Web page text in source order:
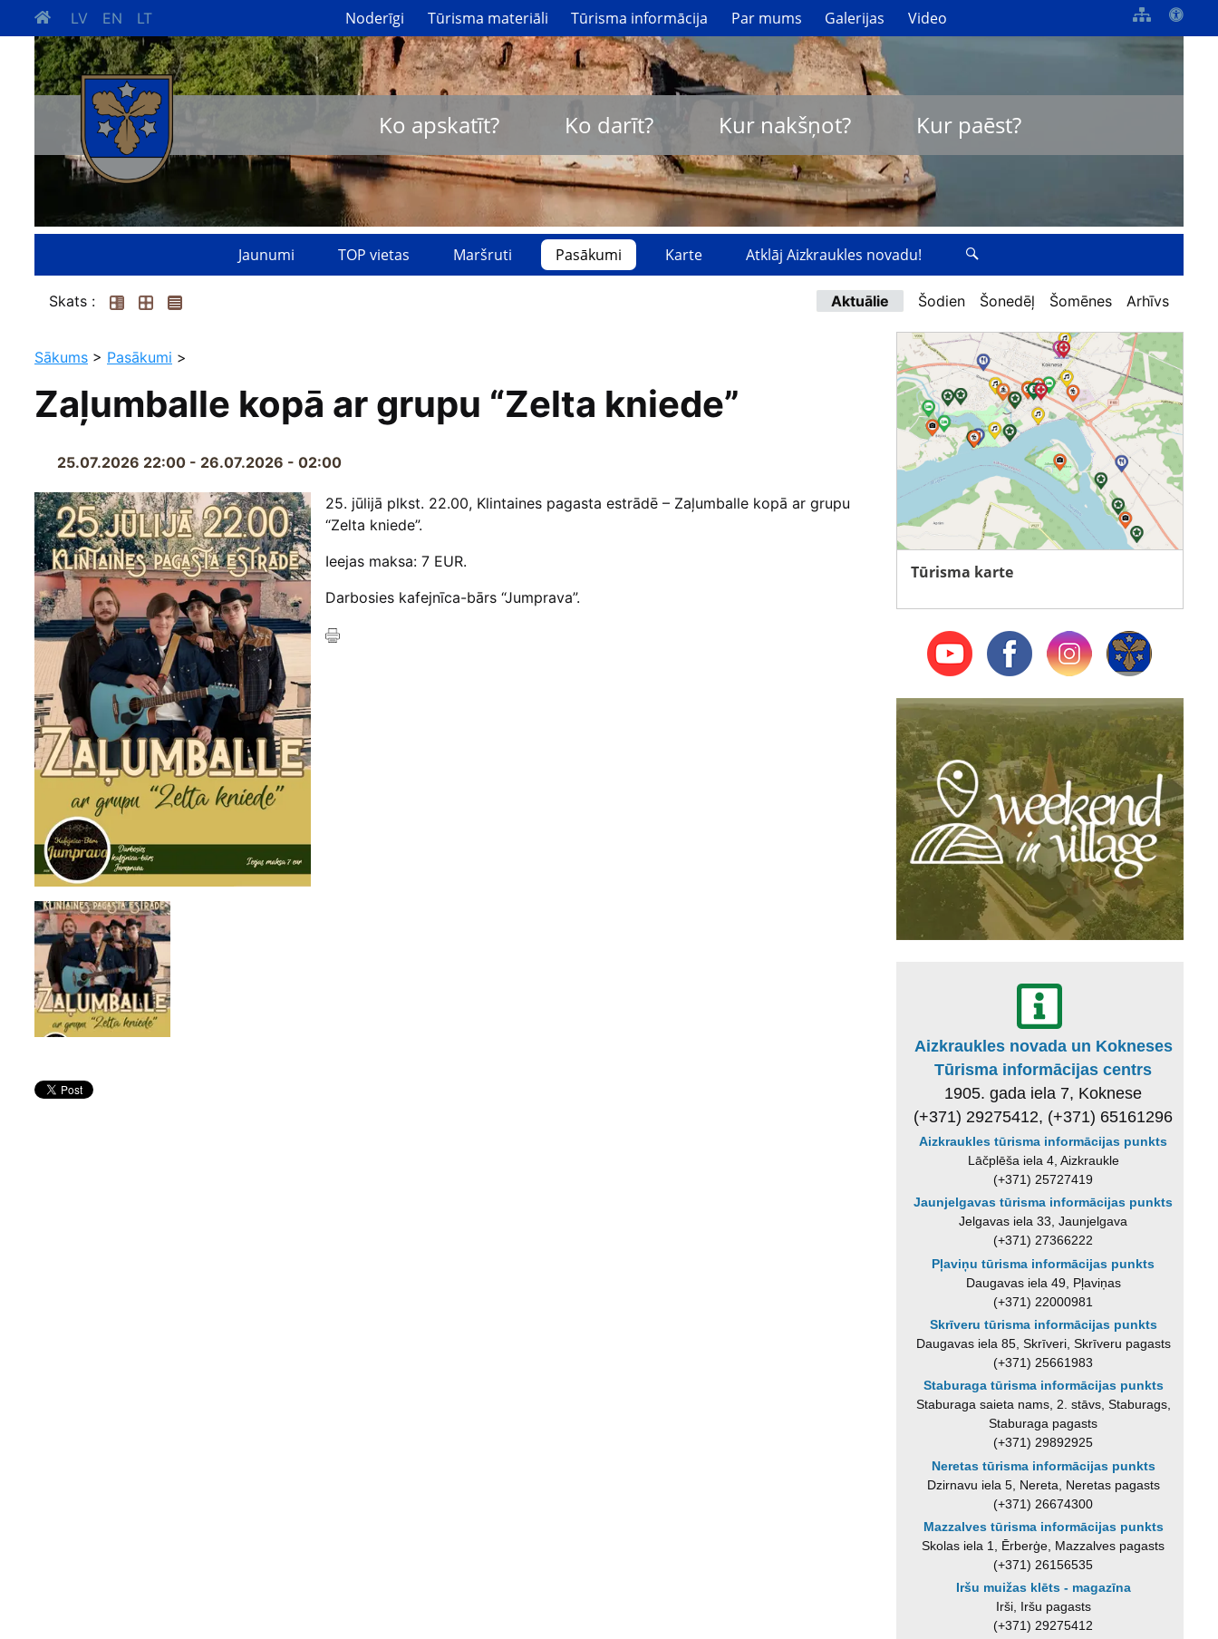
LV EN LT Noderīgi Tūrisma materiāli Tūrisma informācija Par mums Galerijas Video
Ko apskatīt? Ko darīt? Kur nakšņot? Kur paēst?
Jaunumi TOP vietas Maršruti Pasākumi Karte Atklāj Aizkraukles novadu!
Skats : Aktuālie Šodien Šonedēļ Šomēnes Arhīvs
Sākums > Pasākumi >
Zaļumballe kopā ar grupu “Zelta kniede”
25.07.2026 22:00 - 26.07.2026 - 02:00
25. jūlijā plkst. 22.00, Klintaines pagasta estrādē – Zaļumballe kopā ar grupu
“Zelta kniede”.
Ieejas maksa: 7 EUR.
Darbosies kafejnīca-bārs “Jumprava”.
Tūrisma karte
Aizkraukles novada un Kokneses
Tūrisma informācijas centrs
1905. gada iela 7, Koknese
(+371) 29275412, (+371) 65161296
Aizkraukles tūrisma informācijas punkts
Lāčplēša iela 4, Aizkraukle
(+371) 25727419
Jaunjelgavas tūrisma informācijas punkts
Jelgavas iela 33, Jaunjelgava
(+371) 27366222
Pļaviņu tūrisma informācijas punkts
Daugavas iela 49, Pļaviņas
(+371) 22000981
Skrīveru tūrisma informācijas punkts
Daugavas iela 85, Skrīveri, Skrīveru pagasts
(+371) 25661983
Staburaga tūrisma informācijas punkts
Staburaga saieta nams, 2. stāvs, Staburags,
Staburaga pagasts
(+371) 29892925
Neretas tūrisma informācijas punkts
Dzirnavu iela 5, Nereta, Neretas pagasts
(+371) 26674300
Mazzalves tūrisma informācijas punkts
Skolas iela 1, Ērberģe, Mazzalves pagasts
(+371) 26156535
Iršu muižas klēts - magazīna
Irši, Iršu pagasts
(+371) 29275412